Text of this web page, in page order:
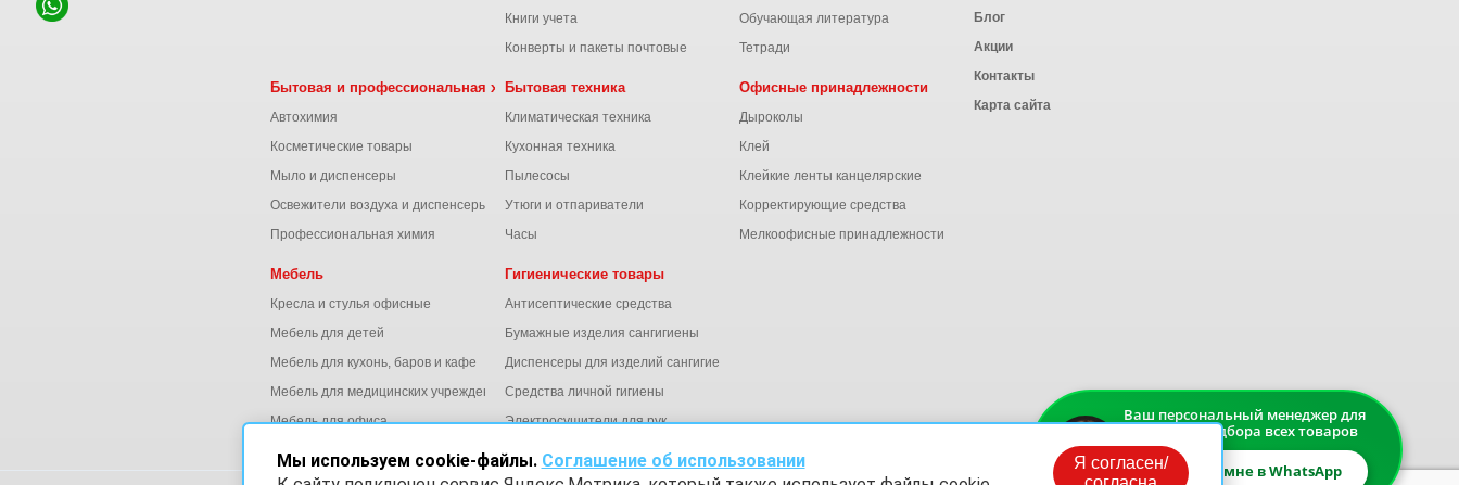
Книги учета
Конверты и пакеты почтовые
Обучающая литература
Тетради
Бытовая и профессиональная химия
Автохимия
Косметические товары
Мыло и диспенсеры
Освежители воздуха и диспенсеры
Профессиональная химия
Бытовая техника
Климатическая техника
Кухонная техника
Пылесосы
Утюги и отпариватели
Часы
Офисные принадлежности
Дыроколы
Клей
Клейкие ленты канцелярские
Корректирующие средства
Мелкоофисные принадлежности
Мебель
Кресла и стулья офисные
Мебель для детей
Мебель для кухонь, баров и кафе
Мебель для медицинских учреждений
Мебель для офиса
Гигиенические товары
Антисептические средства
Бумажные изделия сангигиены
Диспенсеры для изделий сангигиены
Средства личной гигиены
Электросушители для рук
Блог
Акции
Контакты
Карта сайта
Ваш персональный менеджер для
быстрого подбора всех товаров
Напишите мне в WhatsApp
Мы используем cookie-файлы. Соглашение об использовании
Я согласен/